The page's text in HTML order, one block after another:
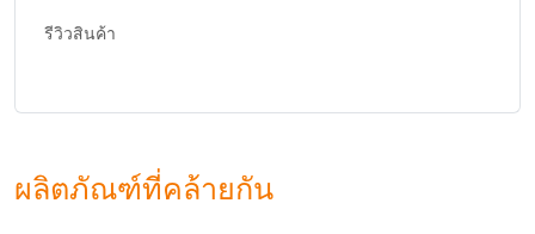
รีวิวสินค้า
ผลิตภัณฑ์ที่คล้ายกัน